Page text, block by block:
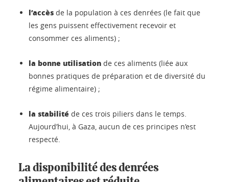
l’accès de la population à ces denrées (le fait que
les gens puissent effectivement recevoir et
consommer ces aliments) ;
la bonne utilisation de ces aliments (liée aux
bonnes pratiques de préparation et de diversité du
régime alimentaire) ;
la stabilité de ces trois piliers dans le temps.
Aujourd’hui, à Gaza, aucun de ces principes n’est
respecté.
La disponibilité des denrées